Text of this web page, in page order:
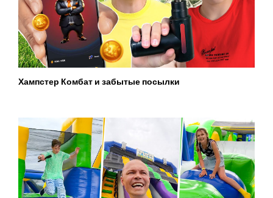
Хампстер Комбат и забытые посылки